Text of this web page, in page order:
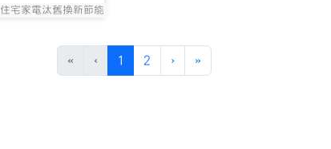
住宅家電汰舊換新節能
photo:2498
« ‹ 1 (目前頁次)
2 ›下一頁
»最後頁